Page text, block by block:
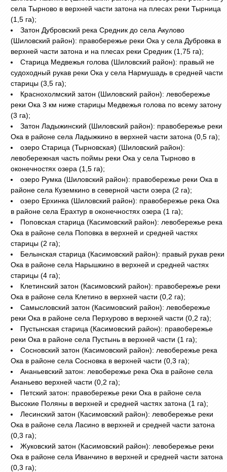
села Тырново в верхней части затона на плесах реки Тырница
(1,5 га);
Затон Дубровский река Средник до села Акулово
(Шиловский район): правобережье реки Ока у села Дубровка в
верхней части затона и на плесах реки Средник (1,75 га);
Старица Медвежья голова (Шиловский район): правый не
судоходный рукав реки Ока у села Нармушадь в средней части
старицы (3,5 га);
Краснохолмский затон (Шиловский район): левобережье
реки Ока 3 км ниже старицы Медвежья голова по всему затону
(3 га);
Затон Ладыжинский (Шиловский район): правобережье реки
Ока в районе села Ладыжкино в верхней части затона (0,5 га);
озеро Старица (Тырновская) (Шиловский район):
левобережная часть поймы реки Ока у села Тырново в
оконечностях озера (1,5 га);
озеро Румка (Шиловский район): правобережье реки Ока в
районе села Куземкино в северной части озера (2 га);
озеро Ерхинка (Шиловский район): правобережье река Ока
в районе села Ерахтур в оконечностях озера (1 га);
Поповская старица (Касимовский район): левобережье река
Ока в районе села Поповка в верхней и средней частях
старицы (2 га);
Белынская старица (Касимовский район): правый рукав реки
Ока в районе села Нарышкино в верхней и средней частях
старицы (4 га);
Клетинский затон (Касимовский район): правобережье реки
Ока в районе села Клетино в верхней части (0,2 га);
Самысловский затон (Касимовский район): левобережье
реки Ока в районе села Перхурово в верхней части (0,2 га);
Пустынская старица (Касимовский район): правобережье
реки Ока в районе села Пустынь в верхней части (1 га);
Сосновский затон (Касимовский район): левобережье река
Ока в районе села Сосновка в верхней части (0,3 га);
Ананьевский затон: левобережье река Ока в районе села
Ананьево верхней части (0,2 га);
Петский затон: правобережье реки Ока в районе села
Высокие Поляны в верхней и средней частях затона (1 га);
Лесинский затон (Касимовский район): левобережье реки
Ока в районе села Ласино в верхней и средней части затона
(0,3 га);
Жуковский затон (Касимовский район): левобережье реки
Ока в районе села Иванчино в верхней и средней части затона
(0,3 га);